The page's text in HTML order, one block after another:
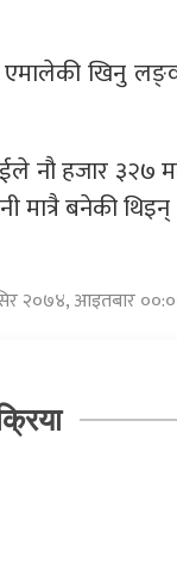
खिनु
नौ हजार
मात्रै बनेकी थिइन्
२०७४, आइतबार